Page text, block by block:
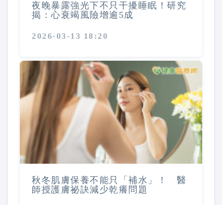
夜晚暴露強光下不只干擾睡眠！研究
揭：心衰竭風險增逾5成
2026-03-13 18:20
秋冬肌膚保養不能只「補水」！ 醫
師授護膚祕訣減少乾癢問題